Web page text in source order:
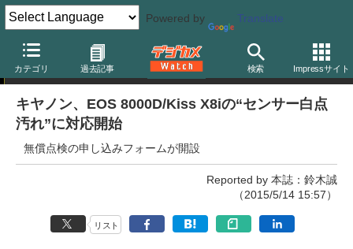
Powered by Translate
カテゴリ 過去記事 検索 Impressサイト
ニュース
キヤノン、EOS 8000D/Kiss X8iの“センサー白点
汚れ”に対応開始
無償点検の申し込みフォームが開設
Reported by 本誌：鈴木誠
（2015/5/14 15:57）
リスト